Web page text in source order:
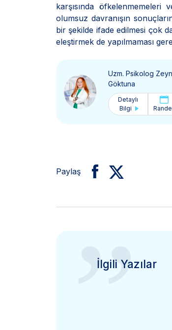
karşısında
olumsuz davranışın
bir şekilde ifade edilmesi çok
eleştirmek de yapılmaması
Uzm. Psikolog
Göktuna
Detaylı
Bilgi
Paylaş
”
İlgili Yazılar